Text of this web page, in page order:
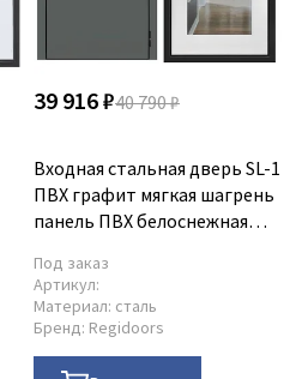
39 916 ₽40 790 ₽
Входная стальная дверь SL-1
ПВХ графит мягкая шагрень
панель ПВХ белоснежная
Под заказ
Артикул:
Материал: сталь
Бренд: Regidoors